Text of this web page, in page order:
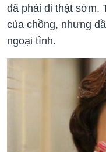
đã phải đi thật sớm.
của chồng, nhưng
ngoại tình.